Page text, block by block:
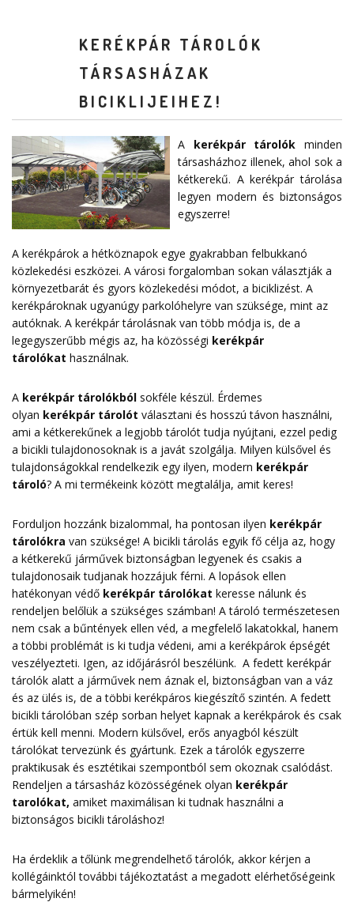
KERÉKPÁR TÁROLÓK
TÁRSASHÁZAK
BICIKLIJEIHEZ!
A kerékpár tárolók minden
társasházhoz illenek, ahol sok a
kétkerekű. A kerékpár tárolása
legyen modern és biztonságos
egyszerre!
A kerékpárok a hétköznapok egye gyakrabban felbukkanó
közlekedési eszközei. A városi forgalomban sokan választják a
környezetbarát és gyors közlekedési módot, a biciklizést. A
kerékpároknak ugyanúgy parkolóhelyre van szüksége, mint az
autóknak. A kerékpár tárolásnak van több módja is, de a
legegyszerűbb mégis az, ha közösségi kerékpár
tárolókat használnak.
A kerékpár tárolókból sokféle készül. Érdemes
olyan kerékpár tárolót választani és hosszú távon használni,
ami a kétkerekűnek a legjobb tárolót tudja nyújtani, ezzel pedig
a bicikli tulajdonosoknak is a javát szolgálja. Milyen külsővel és
tulajdonságokkal rendelkezik egy ilyen, modern kerékpár
tároló? A mi termékeink között megtalálja, amit keres!
Forduljon hozzánk bizalommal, ha pontosan ilyen kerékpár
tárolókra van szüksége! A bicikli tárolás egyik fő célja az, hogy
a kétkerekű járművek biztonságban legyenek és csakis a
tulajdonosaik tudjanak hozzájuk férni. A lopások ellen
hatékonyan védő kerékpár tárolókat keresse nálunk és
rendeljen belőlük a szükséges számban! A tároló természetesen
nem csak a bűntények ellen véd, a megfelelő lakatokkal, hanem
a többi problémát is ki tudja védeni, ami a kerékpárok épségét
veszélyezteti. Igen, az időjárásról beszélünk. A fedett kerékpár
tárolók alatt a járművek nem áznak el, biztonságban van a váz
és az ülés is, de a többi kerékpáros kiegészítő szintén. A fedett
bicikli tárolóban szép sorban helyet kapnak a kerékpárok és csak
értük kell menni. Modern külsővel, erős anyagból készült
tárolókat tervezünk és gyártunk. Ezek a tárolók egyszerre
praktikusak és esztétikai szempontból sem okoznak csalódást.
Rendeljen a társasház közösségének olyan kerékpár
tarolókat, amiket maximálisan ki tudnak használni a
biztonságos bicikli tároláshoz!
Ha érdeklik a tőlünk megrendelhető tárolók, akkor kérjen a
kollégáinktól további tájékoztatást a megadott elérhetőségeink
bármelyikén!